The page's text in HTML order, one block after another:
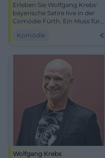
Erleben Sie Wolfgang Krebs'
bayerische Satire live in der
Comödie Fürth. Ein Muss für
Komödie
€
Wolfgang Krebs